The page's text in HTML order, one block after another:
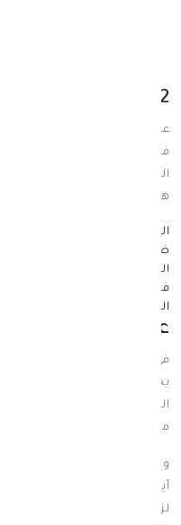
يحمي الجسم من
يُقلل من فرص الإصابة
12 اعراض زيادة فيتامين ب
على الرغم من قدرة الجسم
فيتامين ب12 في
هذه الزيادة لديهم تظهر بعض
الإصابة بعسر الهضم
ظهور طفح جلدي.
الشعور
الشعور
فقدان الشهية ومواجهة صعوبة
الشعور بتنميل في الأطراف.
علاج زيادة فيتامين
يجب عليك فوراً التوقف عن
الفيتامين، كما يلزم
مضاعفات نتيجة لزيادة هذا
أيضاً الابتعاد عن هذه
لزيارة الطبيب وتوضح له